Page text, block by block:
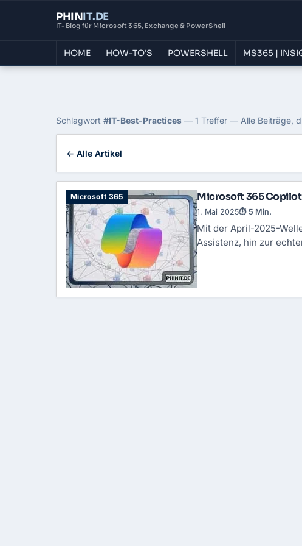
PHINIT.DE
IT-Blog für Microsoft 365, Exchange & PowerShell
HOME HOW-TO'S POWERSHELL MS365 |
Tag: IT-Best-Practices
Schlagwort #IT-Best-Practices — 1 Treffer — Alle Beiträge,
← Alle Artikel
Microsoft 365 Microsoft 365 Copilot
Mit der April-2025-
Assistenz, hin zur
1. Mai 2025⏱ 5 Min.